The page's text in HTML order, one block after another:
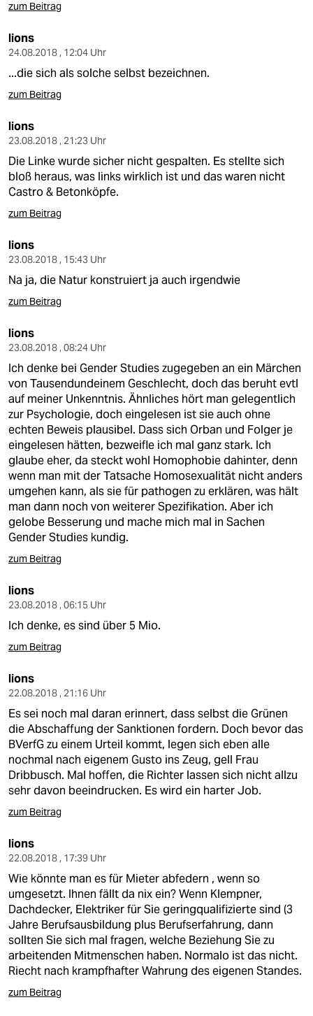
zum Beitrag
lions
24.08.2018 , 12:04 Uhr
...die sich als solche selbst bezeichnen.
zum Beitrag
lions
23.08.2018 , 21:23 Uhr
Die Linke wurde sicher nicht gespalten. Es stellte sich
bloß heraus, was links wirklich ist und das waren nicht
Castro & Betonköpfe.
zum Beitrag
lions
23.08.2018 , 15:43 Uhr
Na ja, die Natur konstruiert ja auch irgendwie
zum Beitrag
lions
23.08.2018 , 08:24 Uhr
Ich denke bei Gender Studies zugegeben an ein Märchen
von Tausendundeinem Geschlecht, doch das beruht evtl
auf meiner Unkenntnis. Ähnliches hört man gelegentlich
zur Psychologie, doch eingelesen ist sie auch ohne
echten Beweis plausibel. Dass sich Orban und Folger je
eingelesen hätten, bezweifle ich mal ganz stark. Ich
glaube eher, da steckt wohl Homophobie dahinter, denn
wenn man mit der Tatsache Homosexualität nicht anders
umgehen kann, als sie für pathogen zu erklären, was hält
man dann noch von weiterer Spezifikation. Aber ich
gelobe Besserung und mache mich mal in Sachen
Gender Studies kundig.
zum Beitrag
lions
23.08.2018 , 06:15 Uhr
Ich denke, es sind über 5 Mio.
zum Beitrag
lions
22.08.2018 , 21:16 Uhr
Es sei noch mal daran erinnert, dass selbst die Grünen
die Abschaffung der Sanktionen fordern. Doch bevor das
BVerfG zu einem Urteil kommt, legen sich eben alle
nochmal nach eigenem Gusto ins Zeug, gell Frau
Dribbusch. Mal hoffen, die Richter lassen sich nicht allzu
sehr davon beeindrucken. Es wird ein harter Job.
zum Beitrag
lions
22.08.2018 , 17:39 Uhr
Wie könnte man es für Mieter abfedern , wenn so
umgesetzt. Ihnen fällt da nix ein? Wenn Klempner,
Dachdecker, Elektriker für Sie geringqualifizierte sind (3
Jahre Berufsausbildung plus Berufserfahrung, dann
sollten Sie sich mal fragen, welche Beziehung Sie zu
arbeitenden Mitmenschen haben. Normalo ist das nicht.
Riecht nach krampfhafter Wahrung des eigenen Standes.
zum Beitrag